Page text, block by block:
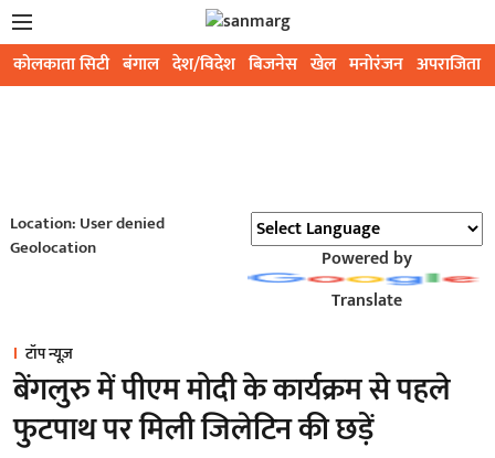
कोलकाता सिटी बंगाल देश/विदेश बिजनेस खेल मनोरंजन अपराजिता
Location: User denied
Geolocation
Powered by
Translate
टॉप न्यूज़
बेंगलुरु में पीएम मोदी के कार्यक्रम से पहले
फुटपाथ पर मिली जिलेटिन की छड़ें